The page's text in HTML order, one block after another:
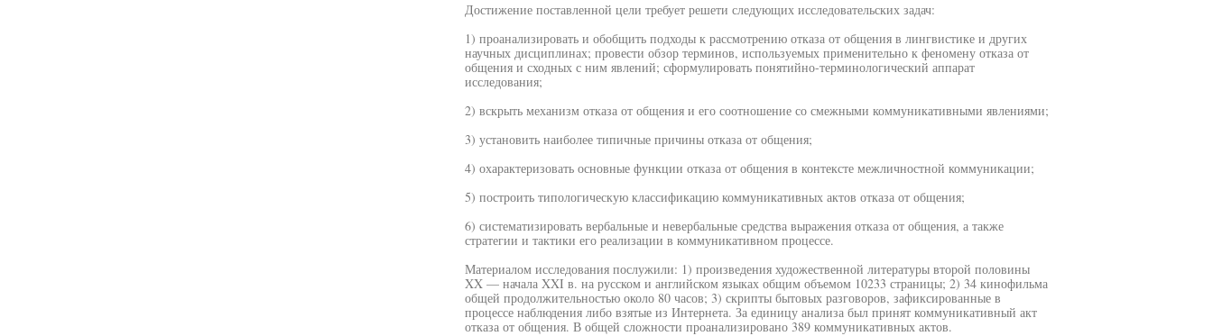
Достижение поставленной цели требует решети следующих исследовательских задач:
1) проанализировать и обобщить подходы к рассмотрению отказа от общения в лингвистике и других
научных дисциплинах; провести обзор терминов, используемых применительно к феномену отказа от
общения и сходных с ним явлений; сформулировать понятийно-терминологический аппарат
исследования;
2) вскрыть механизм отказа от общения и его соотношение со смежными коммуникативными явлениями;
3) установить наиболее типичные причины отказа от общения;
4) охарактеризовать основные функции отказа от общения в контексте межличностной коммуникации;
5) построить типологическую классификацию коммуникативных актов отказа от общения;
6) систематизировать вербальные и невербальные средства выражения отказа от общения, а также
стратегии и тактики его реализации в коммуникативном процессе.
Материалом исследования послужили: 1) произведения художественной литературы второй половины
XX — начала XXI в. на русском и английском языках общим объемом 10233 страницы; 2) 34 кинофильма
общей продолжительностью около 80 часов; 3) скрипты бытовых разговоров, зафиксированные в
процессе наблюдения либо взятые из Интернета. За единицу анализа был принят коммуникативный акт
отказа от общения. В общей сложности проанализировано 389 коммуникативных актов.